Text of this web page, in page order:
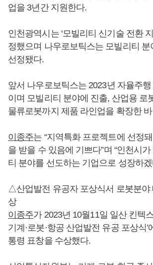
업을 3년간 지원한다.
인천광역시는 ‘모빌리티 신기술 전환
정했으며 나우로보틱스는 모빌리티 분
선정됐다.
앞서 나우로보틱스는 2023년 자율주
이며 모빌리티 분야에 진출, 산업용 로
물류로봇까지 제품 라인업을 확장한
이종주는 “지역특화 프로젝트에 선정
을 받을 수 있음에 기쁘다”며 “인천시
티 분야를 선도하는 기업으로 성장하
△산업발전 유공자 포상식서 로봇분야
상
이종주가 2023년 10월11일 일산 킨텍
기계·로봇·항공 산업발전 유공 포상식
통령 표창을 수상했다.